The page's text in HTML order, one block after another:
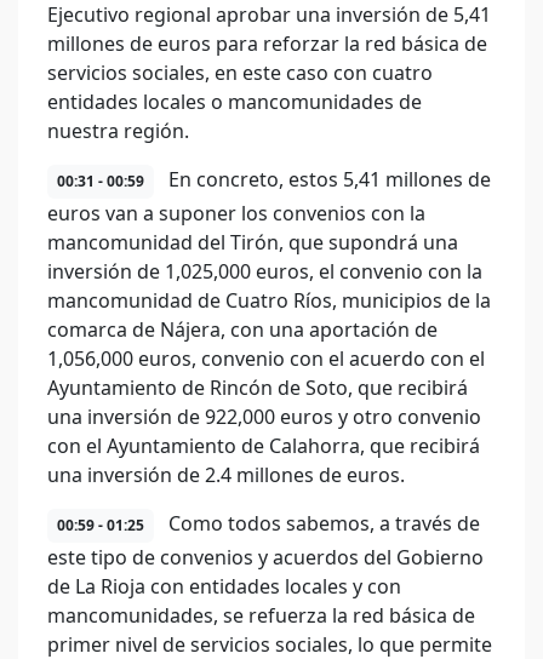
Ejecutivo regional aprobar una inversión de 5,41
millones de euros para reforzar la red básica de
servicios sociales, en este caso con cuatro
entidades locales o mancomunidades de
nuestra región.
00:31 - 00:59
En concreto, estos 5,41 millones de
euros van a suponer los convenios con la
mancomunidad del Tirón, que supondrá una
inversión de 1,025,000 euros, el convenio con la
mancomunidad de Cuatro Ríos, municipios de la
comarca de Nájera, con una aportación de
1,056,000 euros, convenio con el acuerdo con el
Ayuntamiento de Rincón de Soto, que recibirá
una inversión de 922,000 euros y otro convenio
con el Ayuntamiento de Calahorra, que recibirá
una inversión de 2.4 millones de euros.
00:59 - 01:25
Como todos sabemos, a través de
este tipo de convenios y acuerdos del Gobierno
de La Rioja con entidades locales y con
mancomunidades, se refuerza la red básica de
primer nivel de servicios sociales, lo que permite